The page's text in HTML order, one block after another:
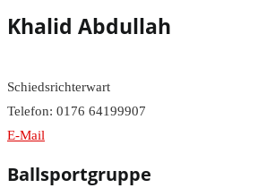
Khalid Abdullah
Schiedsrichterwart
Telefon: 0176 64199907
E-Mail
Ballsportgruppe